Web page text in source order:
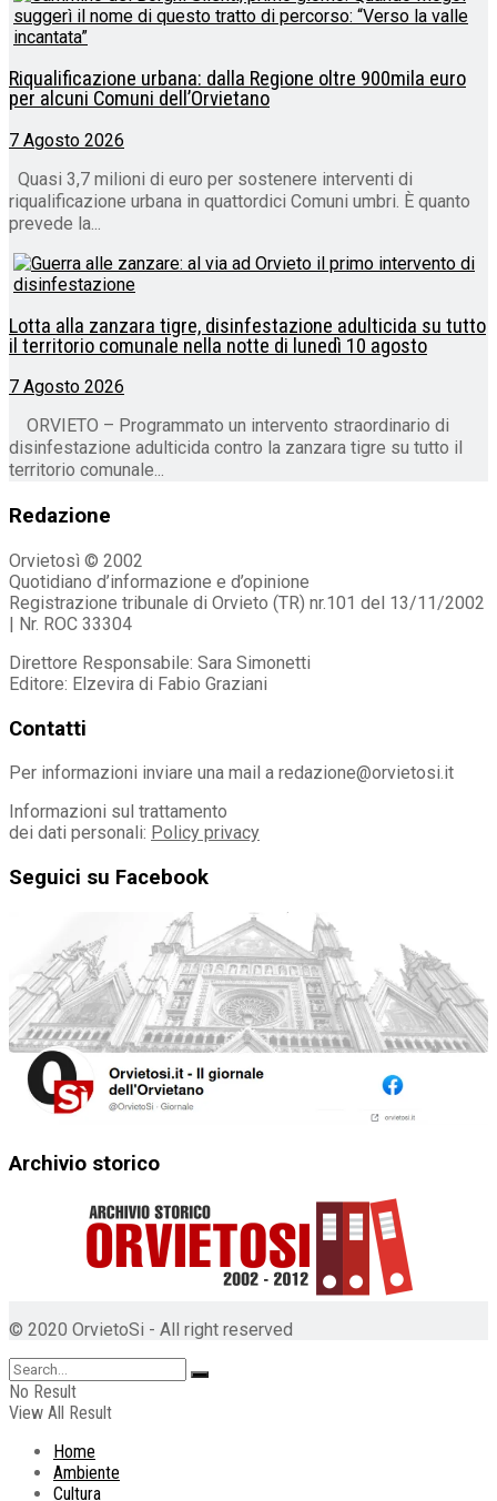
Riqualificazione urbana: dalla Regione oltre 900mila euro
per alcuni Comuni dell’Orvietano
7 Agosto 2026
Quasi 3,7 milioni di euro per sostenere interventi di
riqualificazione urbana in quattordici Comuni umbri. È quanto
prevede la...
Lotta alla zanzara tigre, disinfestazione adulticida su tutto
il territorio comunale nella notte di lunedì 10 agosto
7 Agosto 2026
ORVIETO – Programmato un intervento straordinario di
disinfestazione adulticida contro la zanzara tigre su tutto il
territorio comunale...
Redazione
Orvietosì © 2002
Quotidiano d’informazione e d’opinione
Registrazione tribunale di Orvieto (TR) nr.101 del 13/11/2002
| Nr. ROC 33304
Direttore Responsabile: Sara Simonetti
Editore: Elzevira di Fabio Graziani
Contatti
Per informazioni inviare una mail a redazione@orvietosi.it
Informazioni sul trattamento
dei dati personali: Policy privacy
Seguici su Facebook
Archivio storico
© 2020 OrvietoSi - All right reserved
No Result
View All Result
Home
Ambiente
Cultura